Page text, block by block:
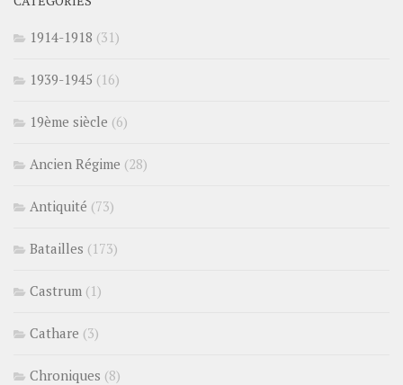
1914-1918 (31)
1939-1945 (16)
19ème siècle (6)
Ancien Régime (28)
Antiquité (73)
Batailles (173)
Castrum (1)
Cathare (3)
Chroniques (8)